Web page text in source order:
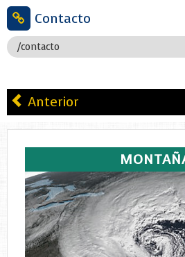
Contacto
/contacto
Anterior